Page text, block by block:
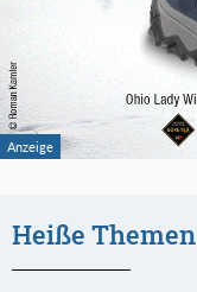
Heiße Themen